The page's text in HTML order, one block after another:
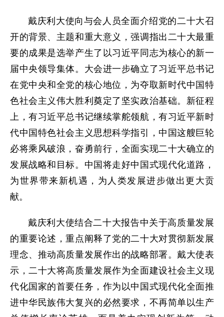
戴庆利大使向与会人员全面介绍党的二十大召
开的背景、主题和重大意义，强调指出二十大最重
要的成果是选举产生了以习近平同志为核心的新一
届中央领导集体。大会进一步确立了习近平总书记
在党中央和全党的核心地位，为夺取新时代中国特
色社会主义伟大胜利奠定了坚实政治基础。新征程
上，有习近平总书记继续掌舵领航，有习近平新时
代中国特色社会主义思想科学指引，中国这艘巨轮
必将乘风破浪，奋勇前行，全面实现二十大确立的
发展战略和目标。中国将走好中国式现代化道路，
为世界带来新机遇，为人类发展进步做出更大贡
献。
戴庆利大使结合二十大报告中关于高质量发展
的重要论述，重点阐释了党的二十大对贯彻新发展
理念、推动高质量发展作出的战略部署。戴大使表
示，二十大将高质量发展作为全面建设社会主义现
代化国家的首要任务，作为以中国式现代化全面推
进中华民族伟大复兴的必然要求，不再简单以生产